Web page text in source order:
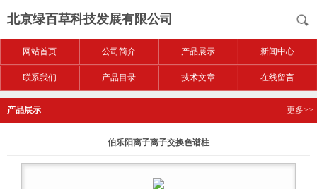
北京绿百草科技发展有限公司
网站首页 公司简介 产品展示 新闻中心
联系我们 产品目录 技术文章 在线留言
产品展示 更多>>
伯乐阳离子离子交换色谱柱